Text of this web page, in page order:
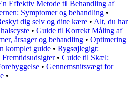
Effektiv Metode til Behandling af
Symptomer og behandling •
dig selv og dine kære • Alt, du har
• Guide til Korrekt Måling af
årsager og behandling • Optimering
komplet guide • Rygsøjlegigt:
• Guide til Skæl:
• Gennemsnitsvægt for
•